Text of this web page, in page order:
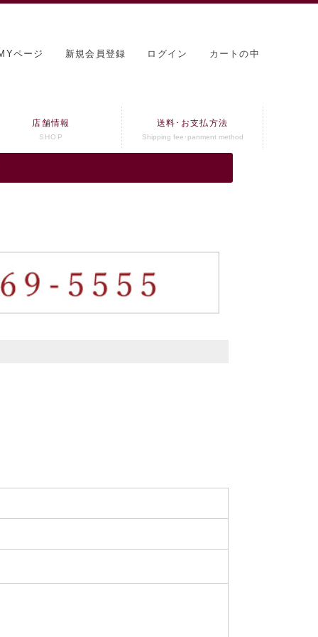
ページ 新規会員登録 ログイン カートの中
店舗情報
SHOP
送料･お支払方法
Shipping fee･panment method